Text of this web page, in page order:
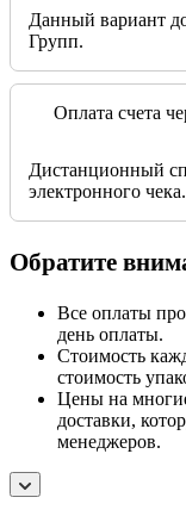
Данный вариант
Групп.
Оплата счета
Дистанционный
электронного чека.
Обратите
Все оплаты
день оплаты.
Стоимость
стоимость
Цены на
доставки,
менеджеров.